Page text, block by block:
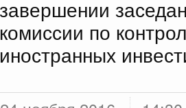
завершении
комиссии по
иностранных
Здоровье
Культура
Общество
Государство